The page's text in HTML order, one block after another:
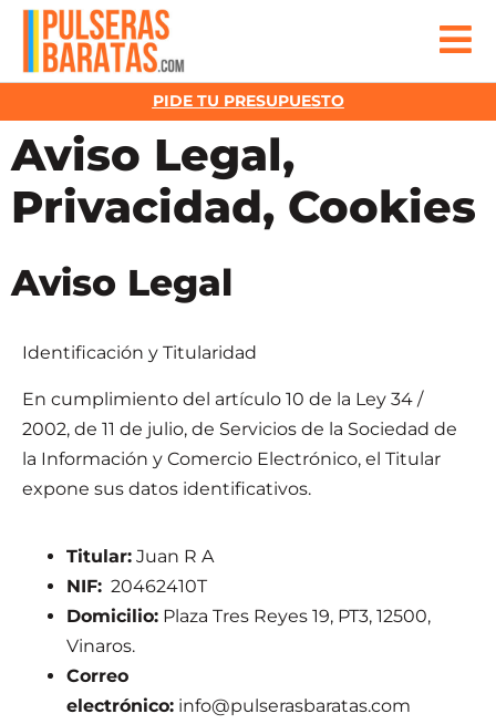
PIDE TU PRESUPUESTO
Aviso Legal,
Privacidad, Cookies
Aviso Legal
Identificación y Titularidad
En cumplimiento del artículo 10 de la Ley 34 /
2002, de 11 de julio, de Servicios de la Sociedad de
la Información y Comercio Electrónico, el Titular
expone sus datos identificativos.
Titular: Juan R A
NIF: 20462410T
Domicilio: Plaza Tres Reyes 19, PT3, 12500,
Vinaros.
Correo
electrónico: info@pulserasbaratas.com